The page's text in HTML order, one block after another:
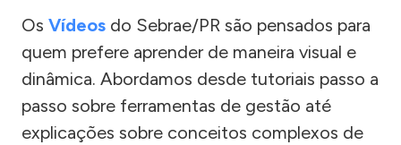
Os Vídeos do Sebrae/PR são pensados para
quem prefere aprender de maneira visual e
dinâmica. Abordamos desde tutoriais passo a
passo sobre ferramentas de gestão até
explicações sobre conceitos complexos de